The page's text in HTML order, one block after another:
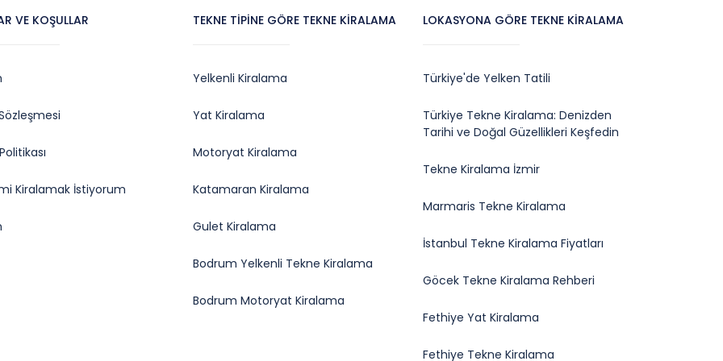
VE KOŞULLAR
Kiralamak İstiyorum
TEKNE TIPINE GÖRE TEKNE KIRALAMA
Yelkenli Kiralama
Yat Kiralama
Motoryat Kiralama
Katamaran Kiralama
Gulet Kiralama
Bodrum Yelkenli Tekne Kiralama
Bodrum Motoryat Kiralama
LOKASYONA GÖRE TEKNE KIRALAMA
Türkiye'de Yelken Tatili
Türkiye Tekne Kiralama: Denizden
Tarihi ve Doğal Güzellikleri Keşfedin
Tekne Kiralama İzmir
Marmaris Tekne Kiralama
İstanbul Tekne Kiralama Fiyatları
Göcek Tekne Kiralama Rehberi
Fethiye Yat Kiralama
Fethiye Tekne Kiralama